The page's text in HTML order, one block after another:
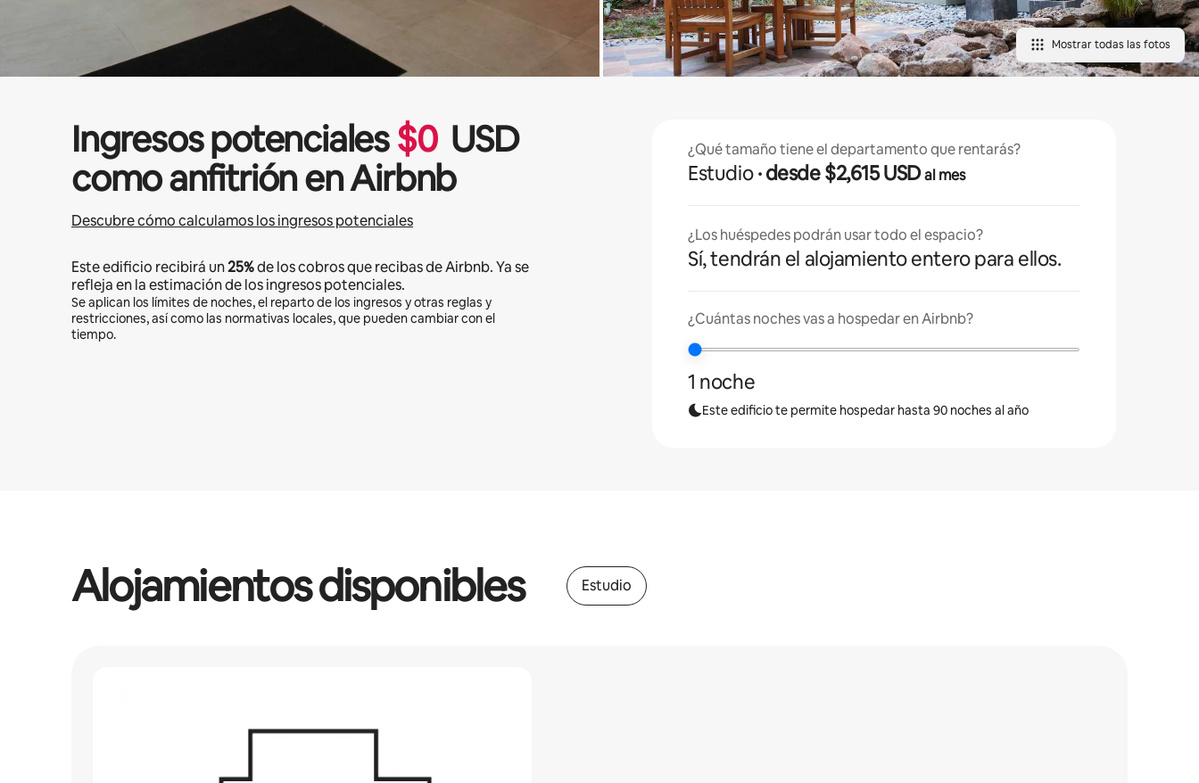
Mostrar todas las fotos
Ingresos potenciales$0 USD
como anfitrión en Airbnb
Descubre cómo calculamos los ingresos potenciales
Este edificio recibirá un25%de los cobros que recibas de Airbnb. Ya se
refleja en la estimación de los ingresos potenciales.
Se aplican los límites de noches, el reparto de los ingresos y otras reglas y
restricciones, así como las normativas locales, que pueden cambiar con el
tiempo.
¿Qué tamaño tiene el departamento que rentarás?
Estudio · desde $2,615 USDal mes
¿Los huéspedes podrán usar todo el espacio?
Sí, tendrán el alojamiento entero para ellos.
¿Cuántas noches vas a hospedar en Airbnb?
1 noche
Este edificio te permite hospedar hasta 90 noches al año
Alojamientos disponibles Estudio